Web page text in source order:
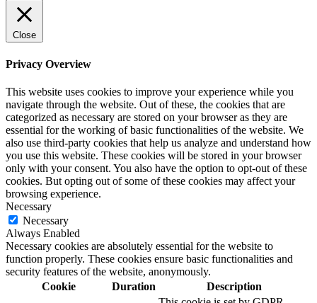
Close
Privacy Overview
This website uses cookies to improve your experience while you
navigate through the website. Out of these, the cookies that are
categorized as necessary are stored on your browser as they are
essential for the working of basic functionalities of the website. We
also use third-party cookies that help us analyze and understand how
you use this website. These cookies will be stored in your browser
only with your consent. You also have the option to opt-out of these
cookies. But opting out of some of these cookies may affect your
browsing experience.
Necessary
Necessary
Always Enabled
Necessary cookies are absolutely essential for the website to
function properly. These cookies ensure basic functionalities and
security features of the website, anonymously.
Cookie
Duration Description